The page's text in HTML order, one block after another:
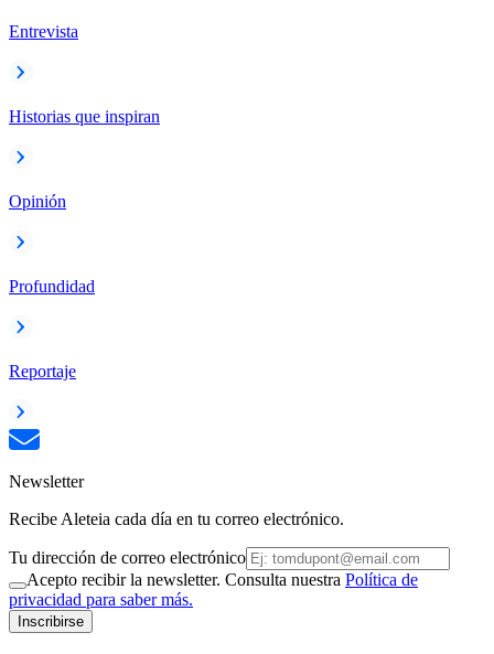
Entrevista
Historias que inspiran
Opinión
Profundidad
Reportaje
Newsletter
Recibe Aleteia cada día en tu correo electrónico.
Tu dirección de correo electrónico
Acepto recibir la newsletter. Consulta nuestra Política de
privacidad para saber más.
Inscribirse